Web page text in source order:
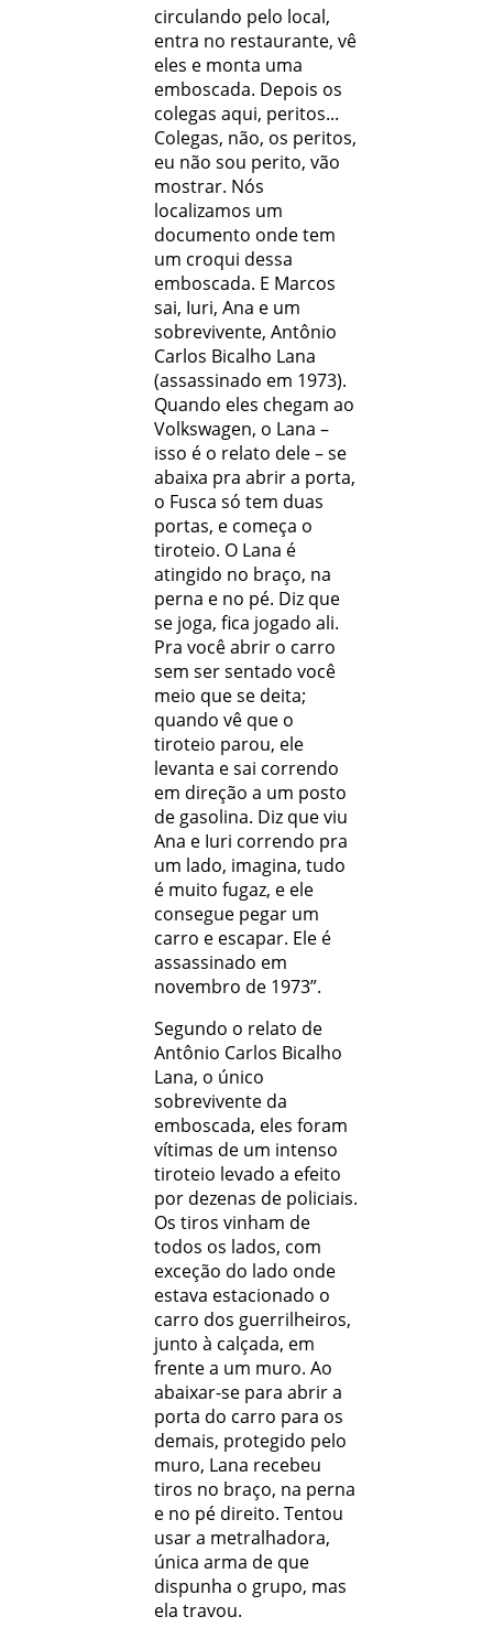
circulando pelo local,
entra no restaurante, vê
eles e monta uma
emboscada. Depois os
colegas aqui, peritos...
Colegas, não, os peritos,
eu não sou perito, vão
mostrar. Nós
localizamos um
documento onde tem
um croqui dessa
emboscada. E Marcos
sai, Iuri, Ana e um
sobrevivente, Antônio
Carlos Bicalho Lana
(assassinado em 1973).
Quando eles chegam ao
Volkswagen, o Lana –
isso é o relato dele – se
abaixa pra abrir a porta,
o Fusca só tem duas
portas, e começa o
tiroteio. O Lana é
atingido no braço, na
perna e no pé. Diz que
se joga, fica jogado ali.
Pra você abrir o carro
sem ser sentado você
meio que se deita;
quando vê que o
tiroteio parou, ele
levanta e sai correndo
em direção a um posto
de gasolina. Diz que viu
Ana e Iuri correndo pra
um lado, imagina, tudo
é muito fugaz, e ele
consegue pegar um
carro e escapar. Ele é
assassinado em
novembro de 1973”.
Segundo o relato de
Antônio Carlos Bicalho
Lana, o único
sobrevivente da
emboscada, eles foram
vítimas de um intenso
tiroteio levado a efeito
por dezenas de policiais.
Os tiros vinham de
todos os lados, com
exceção do lado onde
estava estacionado o
carro dos guerrilheiros,
junto à calçada, em
frente a um muro. Ao
abaixar-se para abrir a
porta do carro para os
demais, protegido pelo
muro, Lana recebeu
tiros no braço, na perna
e no pé direito. Tentou
usar a metralhadora,
única arma de que
dispunha o grupo, mas
ela travou.